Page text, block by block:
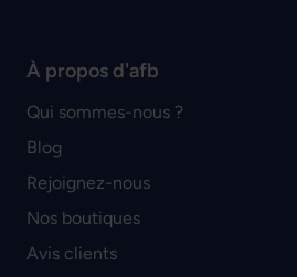
À propos d'afb
Qui sommes-nous ?
Blog
Rejoignez-nous
Nos boutiques
Avis clients